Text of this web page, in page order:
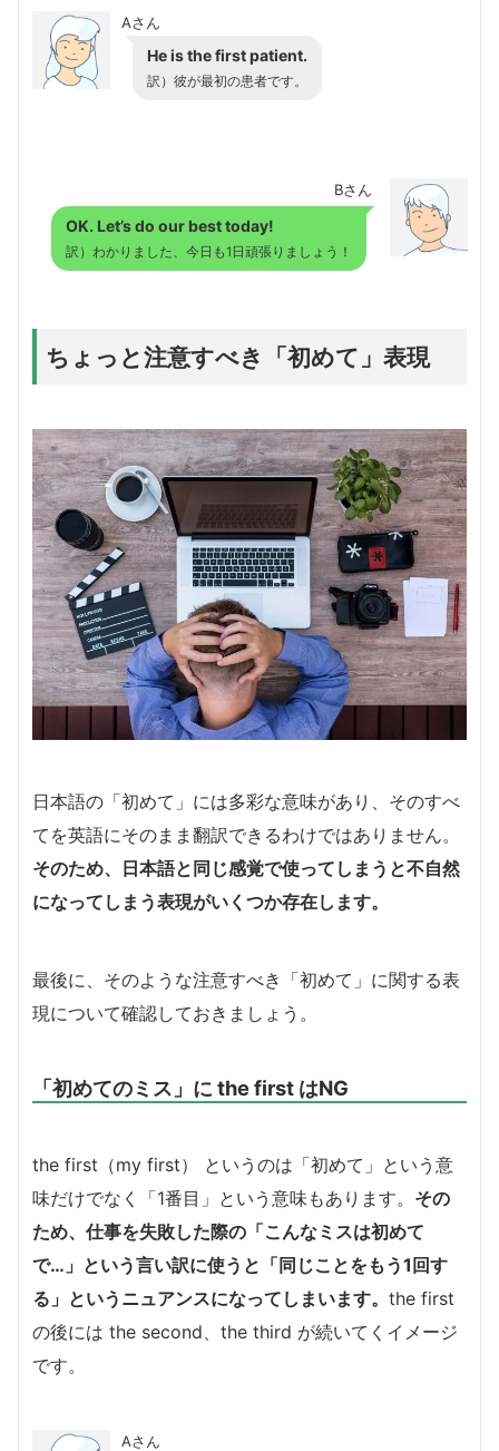
Aさん
He is the first patient.
訳）彼が最初の患者です。
Bさん
OK. Let’s do our best today!
訳）わかりました、今日も1日頑張りましょう！
ちょっと注意すべき「初めて」表現
日本語の「初めて」には多彩な意味があり、そのすべ
てを英語にそのまま翻訳できるわけではありません。
そのため、日本語と同じ感覚で使ってしまうと不自然
になってしまう表現がいくつか存在します。
最後に、そのような注意すべき「初めて」に関する表
現について確認しておきましょう。
「初めてのミス」に the first はNG
the first（my first） というのは「初めて」という意
味だけでなく「1番目」という意味もあります。 その
ため、仕事を失敗した際の「こんなミスは初めて
で…」という言い訳に使うと 「同じことをもう1回す
る」というニュアンスになってしまいます。 the first
の後には the second、the third が続いてくイメージ
です。
Aさん